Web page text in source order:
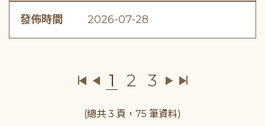
發佈時間 2026-07-28
1 2 3
(總共 3 頁，75 筆資料)